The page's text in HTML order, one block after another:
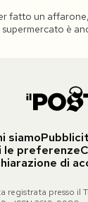
fatto un
supermercato è
siamo
le preferenze
di
registrata presso il